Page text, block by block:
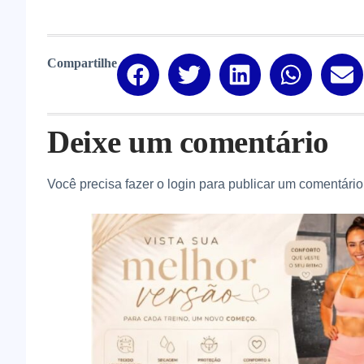
Compartilhe
Deixe um comentário
Você precisa fazer o login para publicar um